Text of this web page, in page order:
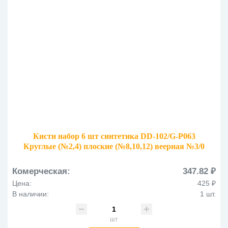
Кисти набор 6 шт синтетика DD-102/G-P063
Круглые (№2,4) плоские (№8,10,12) веерная №3/0
Комерческая: 347.82 ₽
Цена:
425 ₽
В наличии:
1 шт.
шт